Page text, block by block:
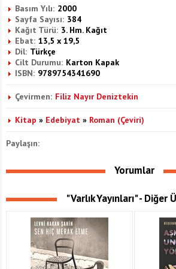
Basım Yılı: 2000
Sayfa Sayısı: 384
Kağıt Türü: 3. Hm. Kağıt
Ebat: 13,5 x 19,5
Dil: Türkçe
Cilt Durumu: Karton Kapak
ISBN: 9789754341690
Çevirmen: Filiz Nayır Deniztekin
Kitap » Edebiyat » Roman (Çeviri)
Paylaşın:
Yorumlar
"Varlık Yayınları" - Diğer